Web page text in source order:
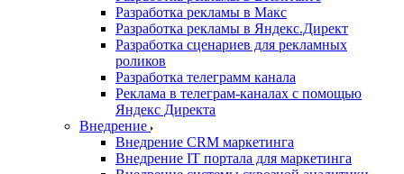
Разработка рекламы в Макс
Разработка рекламы в Яндекс.Директ
Разработка сценариев для рекламных
роликов
Разработка телеграмм канала
Реклама в телеграм-каналах с помощью
Яндекс Директа
Внедрение
Внедрение CRM маркетинга
Внедрение IT портала для маркетинга